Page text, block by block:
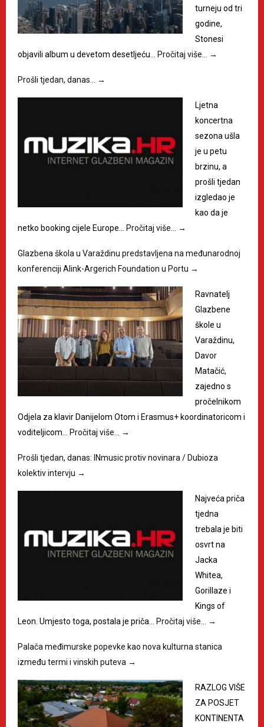
turneju od tri
godine,
Stonesi
objavili album u devetom desetljeću… Pročitaj više… →
Prošli tjedan, danas… →
Ljetna
koncertna
sezona ušla
je u petu
brzinu, a
prošli tjedan
izgledao je
kao da je
netko booking cijele Europe… Pročitaj više… →
Glazbena škola u Varaždinu predstavljena na međunarodnoj
konferenciji Alink-Argerich Foundation u Portu →
Ravnatelj
Glazbene
škole u
Varaždinu,
Davor
Matačić,
zajedno s
pročelnikom
Odjela za klavir Danijelom Otom i Erasmus+ koordinatoricom i
voditeljicom… Pročitaj više… →
Prošli tjedan, danas: INmusic protiv novinara / Dubioza
kolektiv intervju →
Najveća priča
tjedna
trebala je biti
osvrt na
Jacka
Whitea,
Gorillaze i
Kings of
Leon. Umjesto toga, postala je priča… Pročitaj više… →
Palača međimurske popevke kao nova kulturna stanica
između termi i vinskih puteva →
RAZLOG VIŠE
ZA POSJET
KONTINENTA